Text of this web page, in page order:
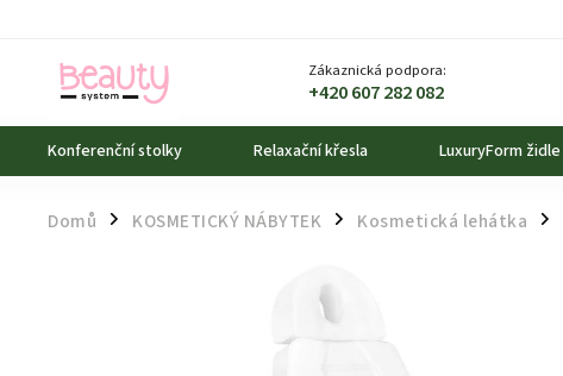
Zákaznická podpora:
+420 607 282 082
Konferenční stolky Relaxační křesla LuxuryForm židle
Domů / KOSMETICKÝ NÁBYTEK / Kosmetická lehátka /